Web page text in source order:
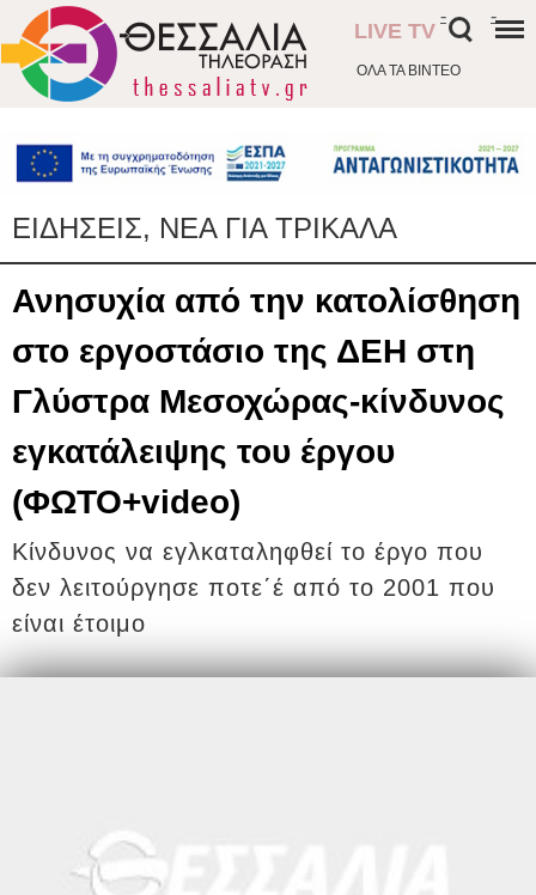
ΟΛΑ ΤΑ ΒΙΝΤΕΟ
LIVE TV
- -
ΕΙΔΗΣΕΙΣ, ΝΕΑ ΓΙΑ ΤΡΙΚΑΛΑ
Ανησυχία από την κατολίσθηση
στο εργοστάσιο της ΔΕΗ στη
Γλύστρα Μεσοχώρας-κίνδυνος
εγκατάλειψης του έργου
(ΦΩΤΟ+video)
Κίνδυνος να εγλκαταληφθεί το έργο που
δεν λειτούργησε ποτε΄έ από το 2001 που
είναι έτοιμο